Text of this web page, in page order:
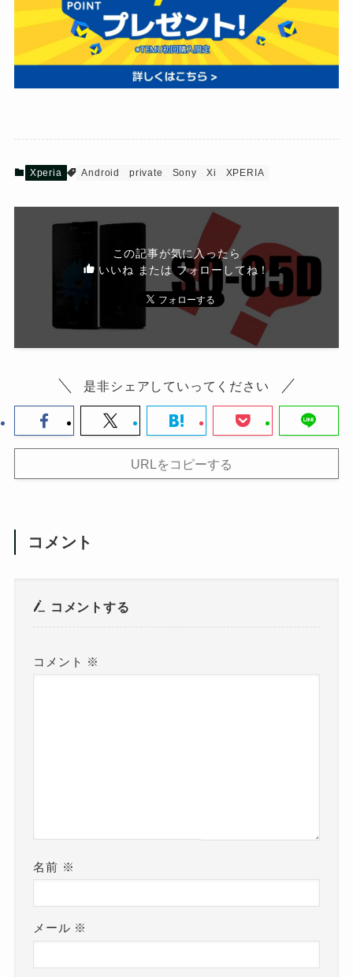
Xperia Android private Sony Xi XPERIA
この記事が気に入ったら
いいね または フォローしてね！
是非シェアしていってください
URLをコピーする
コメント
コメントする
コメント ※
名前 ※
メール ※